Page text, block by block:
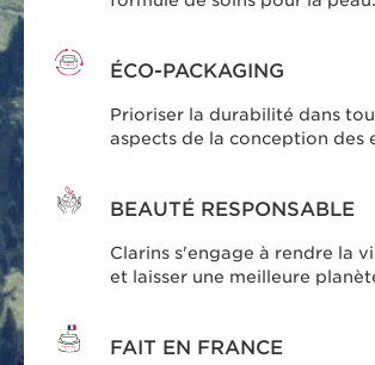
ÉCO-PACKAGING
Prioriser la durabilité dans
aspects de la conception des
BEAUTÉ RESPONSABLE
Clarins s'engage à rendre la
et laisser une meilleure
FAIT EN FRANCE